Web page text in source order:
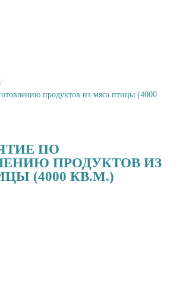
/
продуктов из мяса птицы (4000
ПО
ПРОДУКТОВ ИЗ
(4000 КВ.М.)